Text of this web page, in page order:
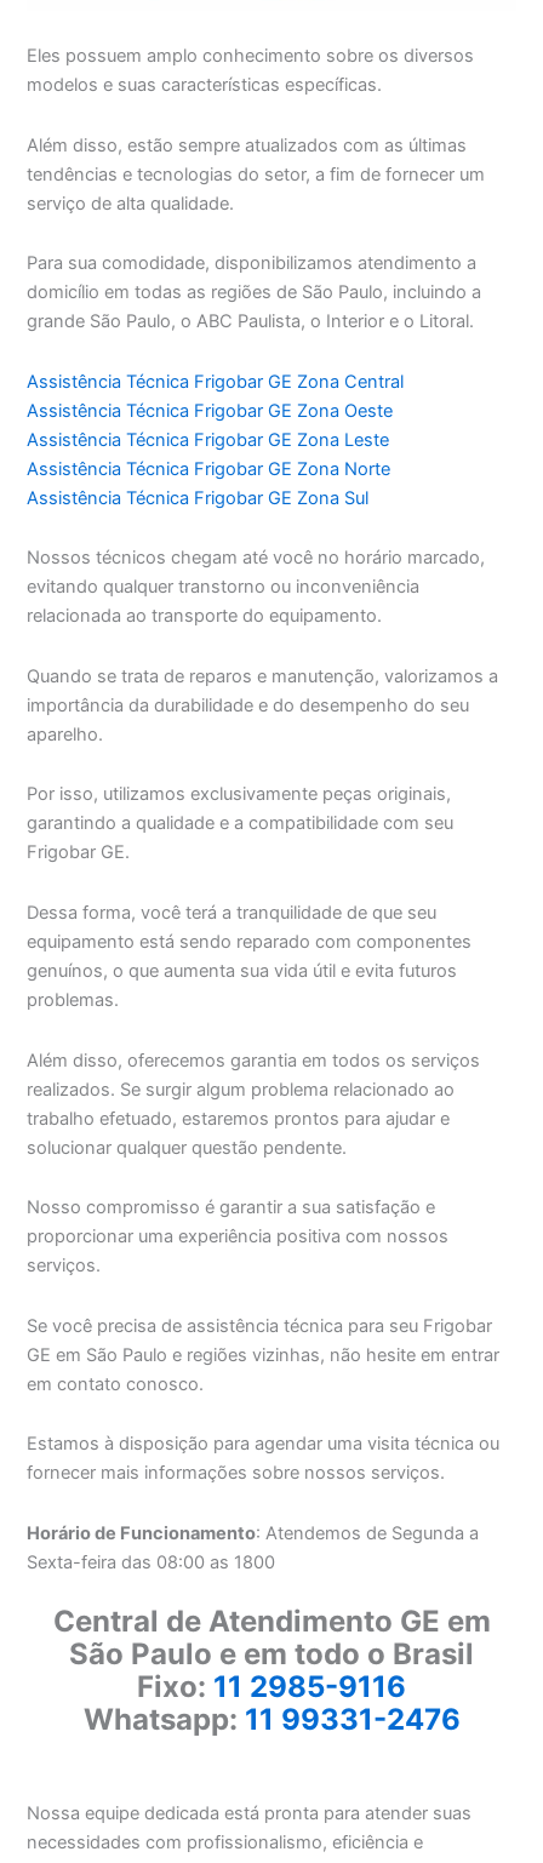
Eles possuem amplo conhecimento sobre os diversos
modelos e suas características específicas.
Além disso, estão sempre atualizados com as últimas
tendências e tecnologias do setor, a fim de fornecer um
serviço de alta qualidade.
Para sua comodidade, disponibilizamos atendimento a
domicílio em todas as regiões de São Paulo, incluindo a
grande São Paulo, o ABC Paulista, o Interior e o Litoral.
Assistência Técnica Frigobar GE Zona Central
Assistência Técnica Frigobar GE Zona Oeste
Assistência Técnica Frigobar GE Zona Leste
Assistência Técnica Frigobar GE Zona Norte
Assistência Técnica Frigobar GE Zona Sul
Nossos técnicos chegam até você no horário marcado,
evitando qualquer transtorno ou inconveniência
relacionada ao transporte do equipamento.
Quando se trata de reparos e manutenção, valorizamos a
importância da durabilidade e do desempenho do seu
aparelho.
Por isso, utilizamos exclusivamente peças originais,
garantindo a qualidade e a compatibilidade com seu
Frigobar GE.
Dessa forma, você terá a tranquilidade de que seu
equipamento está sendo reparado com componentes
genuínos, o que aumenta sua vida útil e evita futuros
problemas.
Além disso, oferecemos garantia em todos os serviços
realizados. Se surgir algum problema relacionado ao
trabalho efetuado, estaremos prontos para ajudar e
solucionar qualquer questão pendente.
Nosso compromisso é garantir a sua satisfação e
proporcionar uma experiência positiva com nossos
serviços.
Se você precisa de assistência técnica para seu Frigobar
GE em São Paulo e regiões vizinhas, não hesite em entrar
em contato conosco.
Estamos à disposição para agendar uma visita técnica ou
fornecer mais informações sobre nossos serviços.
Horário de Funcionamento: Atendemos de Segunda a
Sexta-feira das 08:00 as 1800
Central de Atendimento GE em
São Paulo e em todo o Brasil
Fixo: 11 2985-9116
Whatsapp: 11 99331-2476
Nossa equipe dedicada está pronta para atender suas
necessidades com profissionalismo, eficiência e